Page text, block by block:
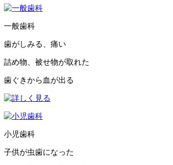
一般歯科
歯がしみる、痛い
詰め物、被せ物が取れた
歯ぐきから血が出る
小児歯科
子供が虫歯になった